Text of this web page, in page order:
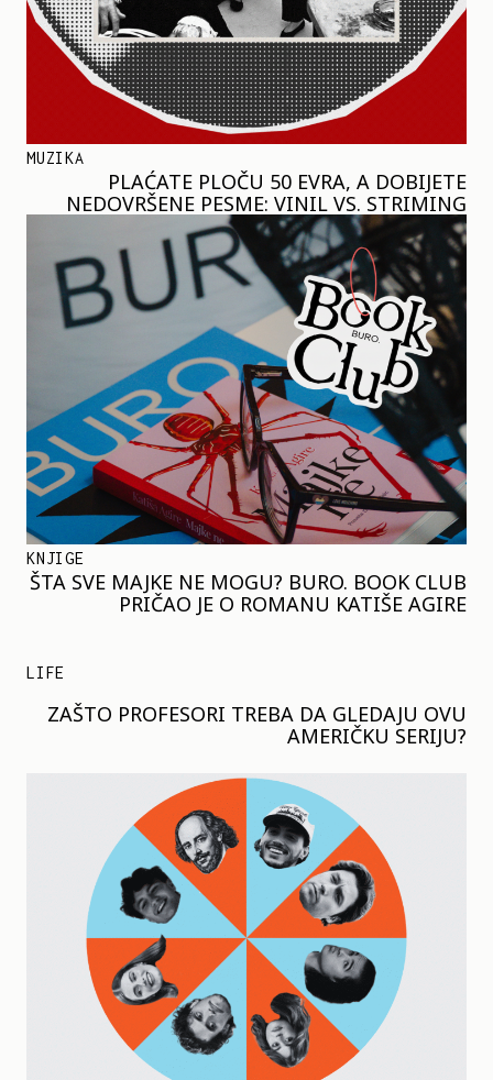
MUZIKA
PLAĆATE PLOČU 50 EVRA, A DOBIJETE
NEDOVRŠENE PESME: VINIL VS. STRIMING
KNJIGE
ŠTA SVE MAJKE NE MOGU? BURO. BOOK CLUB
PRIČAO JE O ROMANU KATIŠE AGIRE
LIFE
ZAŠTO PROFESORI TREBA DA GLEDAJU OVU
AMERIČKU SERIJU?